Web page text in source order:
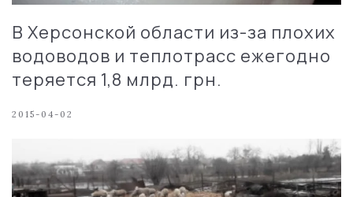
В Херсонской области из-за плохих
водоводов и теплотрасс ежегодно
теряется 1,8 млрд. грн.
2015-04-02